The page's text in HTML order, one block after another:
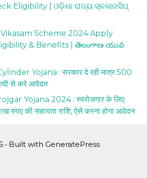
Eligibility | ଓଡ଼ିଶା ରାଜ୍ୟ ସ୍କଲାରସିପ୍
Scheme 2024 Apply
& Benefits | తెలంగాణ యువ
Yojana : सरकार दे रही मात्र 500
से करे आवेदन
Yojana 2024 : स्वरोजगार के लिए
रुपए की सहायता राशि, ऐसे करना होगा आवेदन
• Built with GeneratePress